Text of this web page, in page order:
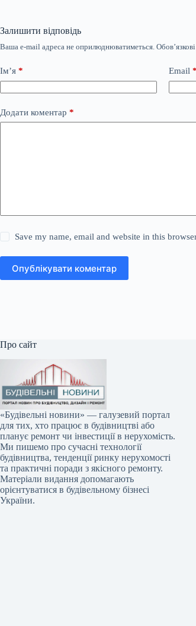
Залишити відповідь
Ваша e-mail адреса не оприлюднюватиметься.
Ім’я * Email *
Додати коментар *
Save my name, email and website in this
Опублікувати коментар
Про сайт
«Будівельні новини» — галузевий портал
для тих, хто працює в будівництві або
планує ремонт чи інвестиції в нерухомість.
Ми пишемо про сучасні технології
будівництва, тенденції ринку нерухомості
та практичні поради з якісного ремонту.
Матеріали видання допомагають
орієнтуватися в будівельному бізнесі
України.